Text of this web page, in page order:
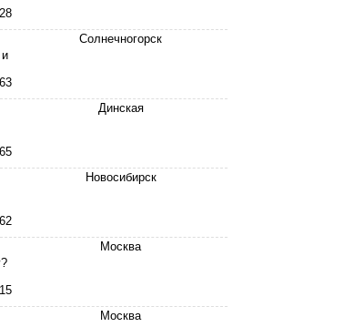
Солнечногорск
Динская
Новосибирск
Москва
Москва